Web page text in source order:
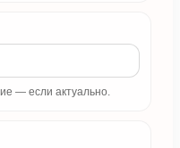
— если актуально.